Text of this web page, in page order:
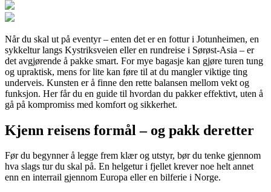
Når du skal ut på eventyr – enten det er en fottur i Jotunheimen, en
sykkeltur langs Kystriksveien eller en rundreise i Sørøst-Asia – er
det avgjørende å pakke smart. For mye bagasje kan gjøre turen tung
og upraktisk, mens for lite kan føre til at du mangler viktige ting
underveis. Kunsten er å finne den rette balansen mellom vekt og
funksjon. Her får du en guide til hvordan du pakker effektivt, uten å
gå på kompromiss med komfort og sikkerhet.
Kjenn reisens formål – og pakk deretter
Før du begynner å legge frem klær og utstyr, bør du tenke gjennom
hva slags tur du skal på. En helgetur i fjellet krever noe helt annet
enn en interrail gjennom Europa eller en bilferie i Norge.